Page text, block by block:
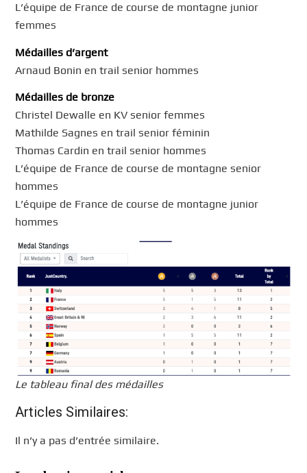
L’équipe de France de course de montagne junior
femmes
Médailles d’argent
Arnaud Bonin en trail senior hommes
Médailles de bronze
Christel Dewalle en KV senior femmes
Mathilde Sagnes en trail senior féminin
Thomas Cardin en trail senior hommes
L’équipe de France de course de montagne senior
hommes
L’équipe de France de course de montagne junior
hommes
Le tableau final des médailles
Articles Similaires:
Il n’y a pas d’entrée similaire.